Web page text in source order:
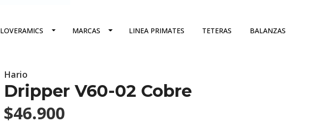
LOVERAMICS MARCAS LINEA PRIMATES TETERAS BALANZAS
Hario
Dripper V60-02 Cobre
$46.900